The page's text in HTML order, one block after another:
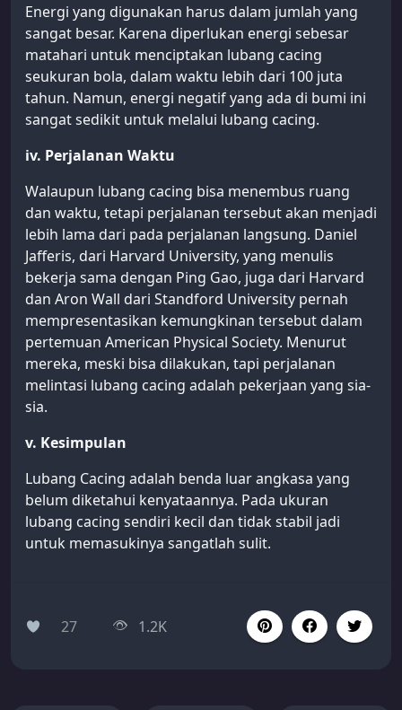
Energi yang digunakan harus dalam jumlah yang
sangat besar. Karena diperlukan energi sebesar
matahari untuk menciptakan lubang cacing
seukuran bola, dalam waktu lebih dari 100 juta
tahun. Namun, energi negatif yang ada di bumi ini
sangat sedikit untuk melalui lubang cacing.
iv. Perjalanan Waktu
Walaupun lubang cacing bisa menembus ruang
dan waktu, tetapi perjalanan tersebut akan menjadi
lebih lama dari pada perjalanan langsung. Daniel
Jafferis, dari Harvard University, yang menulis
bekerja sama dengan Ping Gao, juga dari Harvard
dan Aron Wall dari Standford University pernah
mempresentasikan kemungkinan tersebut dalam
pertemuan American Physical Society. Menurut
mereka, meski bisa dilakukan, tapi perjalanan
melintasi lubang cacing adalah pekerjaan yang sia-
sia.
v. Kesimpulan
Lubang Cacing adalah benda luar angkasa yang
belum diketahui kenyataannya. Pada ukuran
lubang cacing sendiri kecil dan tidak stabil jadi
untuk memasukinya sangatlah sulit.
27 1.2K